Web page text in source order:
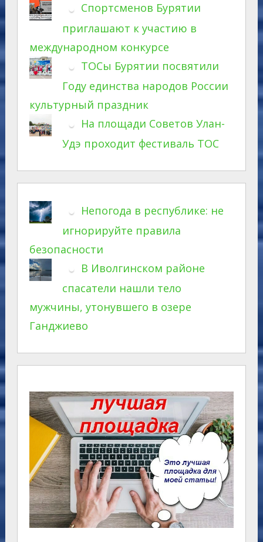
Спортсменов Бурятии
приглашают к участию в
международном конкурсе
ТОСы Бурятии посвятили
Году единства народов России
культурный праздник
На площади Советов Улан-
Удэ проходит фестиваль ТОС
Непогода в республике: не
игнорируйте правила
безопасности
В Иволгинском районе
спасатели нашли тело
мужчины, утонувшего в озере
Ганджиево